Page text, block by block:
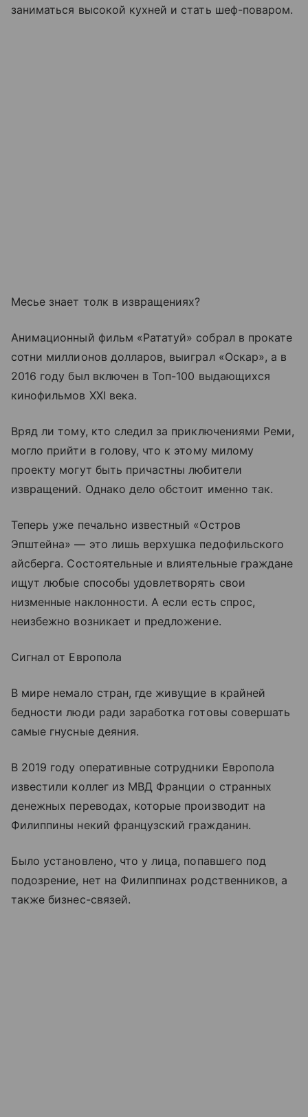
заниматься высокой кухней и стать шеф-поваром.
Месье знает толк в извращениях?
Анимационный фильм «Рататуй» собрал в прокате
сотни миллионов долларов, выиграл «Оскар», а в
2016 году был включен в Топ-100 выдающихся
кинофильмов XXI века.
Вряд ли тому, кто следил за приключениями Реми,
могло прийти в голову, что к этому милому
проекту могут быть причастны любители
извращений. Однако дело обстоит именно так.
Теперь уже печально известный «Остров
Эпштейна» — это лишь верхушка педофильского
айсберга. Состоятельные и влиятельные граждане
ищут любые способы удовлетворять свои
низменные наклонности. А если есть спрос,
неизбежно возникает и предложение.
Сигнал от Европола
В мире немало стран, где живущие в крайней
бедности люди ради заработка готовы совершать
самые гнусные деяния.
В 2019 году оперативные сотрудники Европола
известили коллег из МВД Франции о странных
денежных переводах, которые производит на
Филиппины некий французский гражданин.
Было установлено, что у лица, попавшего под
подозрение, нет на Филиппинах родственников, а
также бизнес-связей.